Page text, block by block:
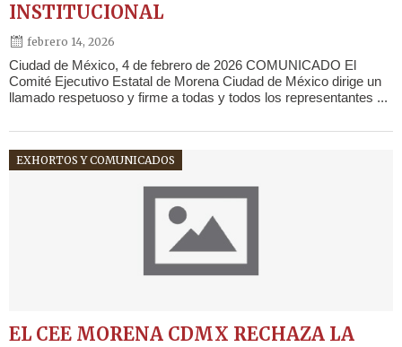
INSTITUCIONAL
febrero 14, 2026
Ciudad de México, 4 de febrero de 2026 COMUNICADO El
Comité Ejecutivo Estatal de Morena Ciudad de México dirige un
llamado respetuoso y firme a todas y todos los representantes ...
EXHORTOS Y COMUNICADOS
EL CEE MORENA CDMX RECHAZA LA